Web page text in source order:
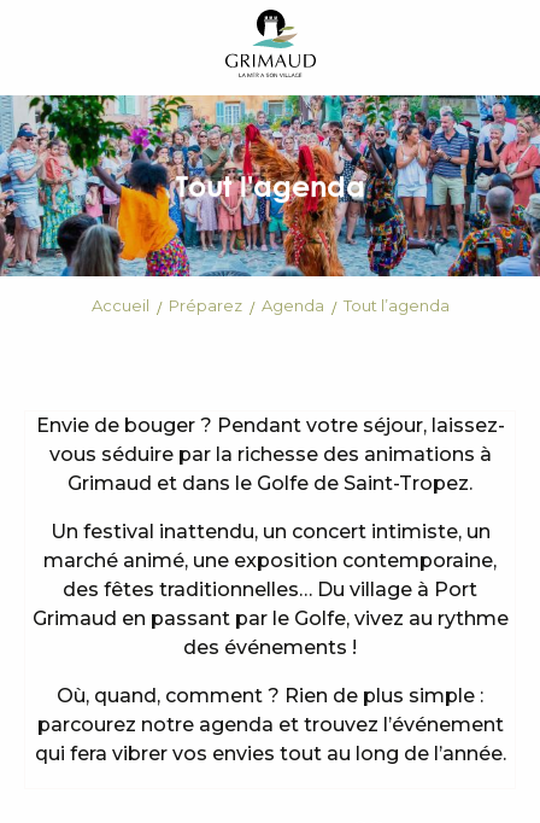
principal
Tout l'agenda
Accueil Préparez Agenda Tout l’agenda
Envie de bouger ? Pendant votre séjour, laissez-
vous séduire par la richesse des animations à
Grimaud et dans le Golfe de Saint-Tropez.
Un festival inattendu, un concert intimiste, un
marché animé, une exposition contemporaine,
des fêtes traditionnelles… Du village à Port
Grimaud en passant par le Golfe, vivez au rythme
des événements !
Où, quand, comment ? Rien de plus simple :
parcourez notre agenda et trouvez l’événement
qui fera vibrer vos envies tout au long de l’année.